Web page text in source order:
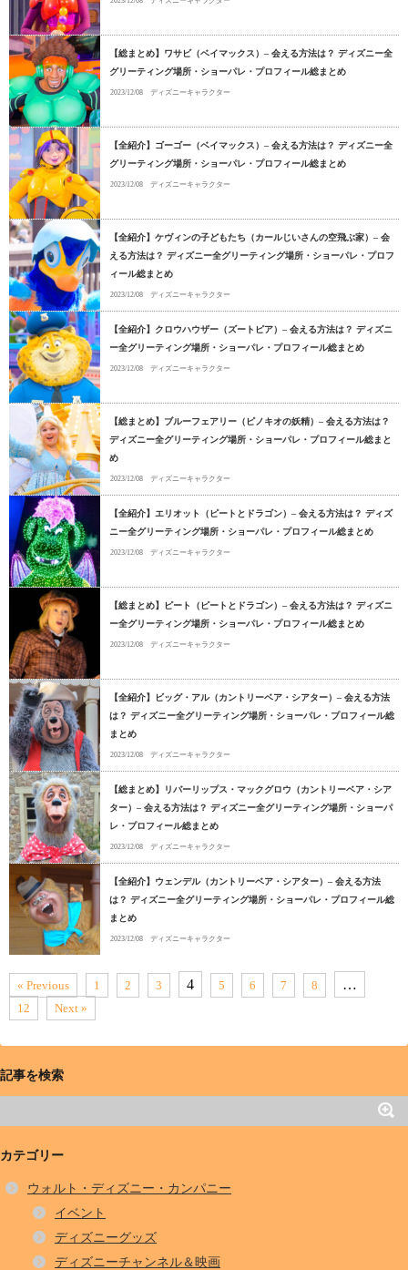
【総まとめ】ワサビ（ベイマックス）– 会える方法は？ ディズニー全
グリーティング場所・ショーパレ・プロフィール総まとめ
2023/12/08 ディズニーキャラクター
【全紹介】ゴーゴー（ベイマックス）– 会える方法は？ ディズニー全
グリーティング場所・ショーパレ・プロフィール総まとめ
2023/12/08 ディズニーキャラクター
【全紹介】ケヴィンの子どもたち（カールじいさんの空飛ぶ家）– 会
える方法は？ ディズニー全グリーティング場所・ショーパレ・プロフ
ィール総まとめ
2023/12/08 ディズニーキャラクター
【全紹介】クロウハウザー（ズートピア）– 会える方法は？ ディズニ
ー全グリーティング場所・ショーパレ・プロフィール総まとめ
2023/12/08 ディズニーキャラクター
【総まとめ】ブルーフェアリー（ピノキオの妖精）– 会える方法は？
ディズニー全グリーティング場所・ショーパレ・プロフィール総まと
め
2023/12/08 ディズニーキャラクター
【全紹介】エリオット（ピートとドラゴン）– 会える方法は？ ディズ
ニー全グリーティング場所・ショーパレ・プロフィール総まとめ
2023/12/08 ディズニーキャラクター
【総まとめ】ピート（ピートとドラゴン）– 会える方法は？ ディズニ
ー全グリーティング場所・ショーパレ・プロフィール総まとめ
2023/12/08 ディズニーキャラクター
【全紹介】ビッグ・アル（カントリーベア・シアター）– 会える方法
は？ ディズニー全グリーティング場所・ショーパレ・プロフィール総
まとめ
2023/12/08 ディズニーキャラクター
【総まとめ】リバーリップス・マックグロウ（カントリーベア・シア
ター）– 会える方法は？ ディズニー全グリーティング場所・ショーパ
レ・プロフィール総まとめ
2023/12/08 ディズニーキャラクター
【全紹介】ウェンデル（カントリーベア・シアター）– 会える方法
は？ ディズニー全グリーティング場所・ショーパレ・プロフィール総
まとめ
2023/12/08 ディズニーキャラクター
« Previous 1 2 3 4 5 6 7 8 …
12 Next »
記事を検索
カテゴリー
ウォルト・ディズニー・カンパニー
イベント
ディズニーグッズ
ディズニーチャンネル＆映画